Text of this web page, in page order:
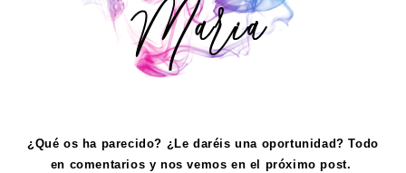
¿Qué os ha parecido? ¿Le daréis una oportunidad? Todo
en comentarios y nos vemos en el próximo post.